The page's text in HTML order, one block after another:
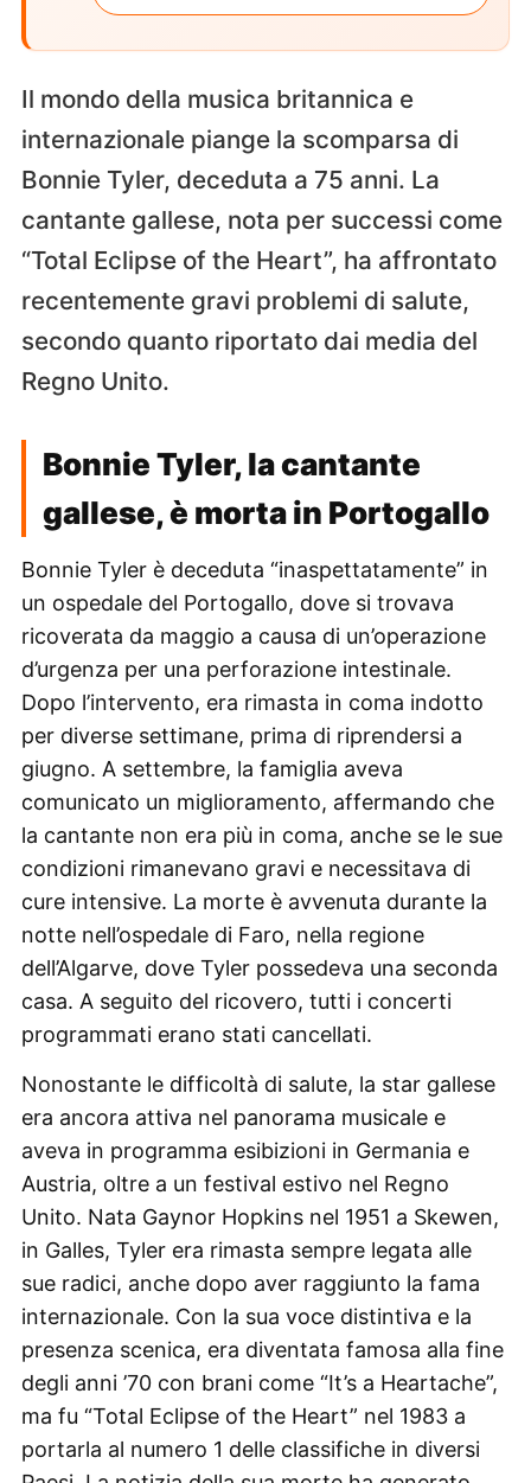
Il mondo della musica britannica e
internazionale piange la scomparsa di
Bonnie Tyler, deceduta a 75 anni. La
cantante gallese, nota per successi come
“Total Eclipse of the Heart”, ha affrontato
recentemente gravi problemi di salute,
secondo quanto riportato dai media del
Regno Unito.
Bonnie Tyler, la cantante
gallese, è morta in Portogallo
Bonnie Tyler è deceduta “inaspettatamente” in
un ospedale del Portogallo, dove si trovava
ricoverata da maggio a causa di un’operazione
d’urgenza per una perforazione intestinale.
Dopo l’intervento, era rimasta in coma indotto
per diverse settimane, prima di riprendersi a
giugno. A settembre, la famiglia aveva
comunicato un miglioramento, affermando che
la cantante non era più in coma, anche se le sue
condizioni rimanevano gravi e necessitava di
cure intensive. La morte è avvenuta durante la
notte nell’ospedale di Faro, nella regione
dell’Algarve, dove Tyler possedeva una seconda
casa. A seguito del ricovero, tutti i concerti
programmati erano stati cancellati.
Nonostante le difficoltà di salute, la star gallese
era ancora attiva nel panorama musicale e
aveva in programma esibizioni in Germania e
Austria, oltre a un festival estivo nel Regno
Unito. Nata Gaynor Hopkins nel 1951 a Skewen,
in Galles, Tyler era rimasta sempre legata alle
sue radici, anche dopo aver raggiunto la fama
internazionale. Con la sua voce distintiva e la
presenza scenica, era diventata famosa alla fine
degli anni ’70 con brani come “It’s a Heartache”,
ma fu “Total Eclipse of the Heart” nel 1983 a
portarla al numero 1 delle classifiche in diversi